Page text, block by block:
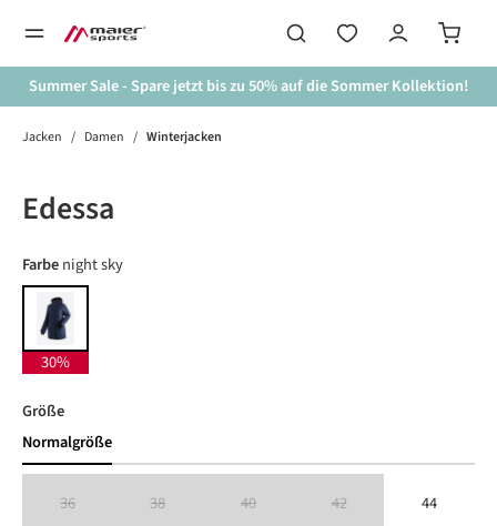
springen
Summer Sale - Spare jetzt bis zu 50% auf die Sommer Kollektion!
Jacken / Damen / Winterjacken
Edessa
Farbeauswählen
night sky
night sky
30%
Größeauswählen
Normalgröße
36 38 40 42 44